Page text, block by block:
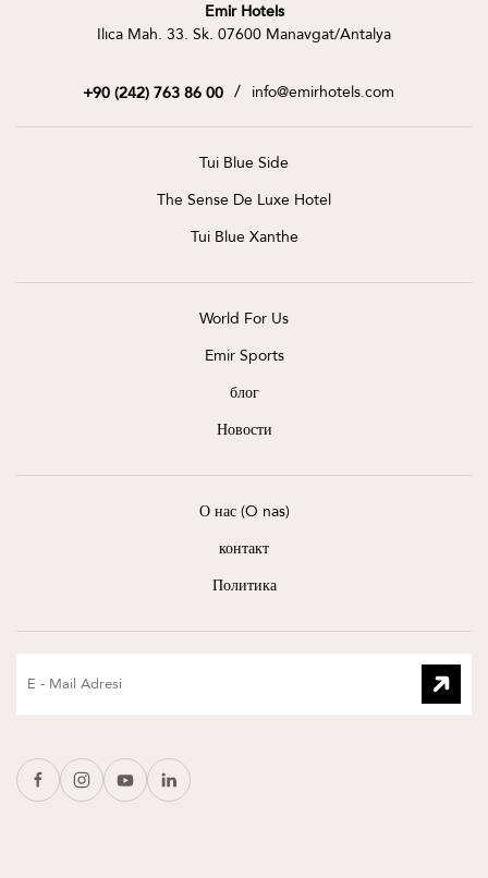
Emir Hotels
Ilıca Mah. 33. Sk. 07600 Manavgat/Antalya
+90 (242) 763 86 00 / info@emirhotels.com
Tui Blue Side
The Sense De Luxe Hotel
Tui Blue Xanthe
World For Us
Emir Sports
блог
Новости
О нас (O nas)
контакт
Политика